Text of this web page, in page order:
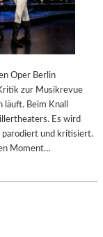
Oper Berlin
zur Musikrevue
Beim Knall
Es wird
parodiert und kritisiert.
Moment…